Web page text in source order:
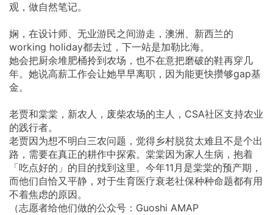
观，做自然笔记。
娴，在设计师、无业游民之间游走，澳洲、新西兰的
working holiday都去过，下一站是加勒比海。
她会把厨余堆肥桶拎到农场，也不在意把磨破的鞋再穿几
年。她说高薪工作会让她早早离职，因为能更快攒够gap基
金。
老贾和棠棠，新农人，废柴农场的主人，CSA社区支持农业
的践行者。
老贾因为想不明白三农问题，觉得乡村脱贫太难且不是个出
路，需要在真正的耕作中探索。棠棠因为家人生病，抱着
「吃点好的」的目的找到这里。今年11月是棠棠的预产期，
而他们自恰又平静，对于生育医疗衰老社保种种命题都有用
不着焦虑的原因。
（志愿者给他们做的公众号：Guoshi AMAP